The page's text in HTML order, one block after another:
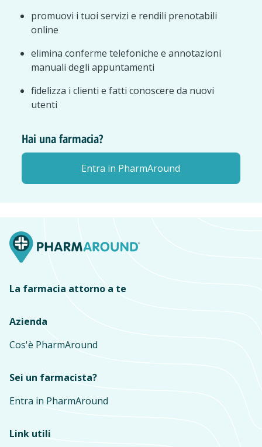
promuovi i tuoi servizi e rendili prenotabili
online
elimina conferme telefoniche e annotazioni
manuali degli appuntamenti
fidelizza i clienti e fatti conoscere da nuovi
utenti
Hai una farmacia?
Entra in PharmAround
La farmacia attorno a te
Azienda
Cos'è PharmAround
Sei un farmacista?
Entra in PharmAround
Link utili